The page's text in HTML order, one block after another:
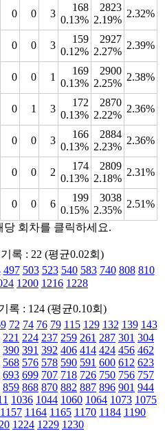
0 0 3
168
0.13%
2823
2.19%
2.32%
0 0 3
159
0.12%
2927
2.27%
2.39%
0 0 1
169
0.13%
2900
2.25%
2.38%
0 1 3
172
0.13%
2870
2.22%
2.36%
0 0 3
166
0.13%
2884
2.23%
2.36%
0 0 2
174
0.13%
2809
2.18%
2.31%
0 0 6
199
0.15%
3038
2.35%
2.51%
당 회차를 클릭하세요.
록 : 22 (평균0.02회)
497 503 523 540 583 740 808 810
1200 1216 1228
록 : 124 (평균0.10회)
72 74 76 79 115 129 132 139 143
221 224 237 259 261 287 301 304
390 391 392 406 414 424 456 462
568 576 578 590 591 600 612 623
693 699 707 718 726 750 756 757
859 868 870 882 887 896 901 944
1036 1044 1060 1064 1073 1075
1157 1164 1165 1170 1184 1190
1224 1229 1230